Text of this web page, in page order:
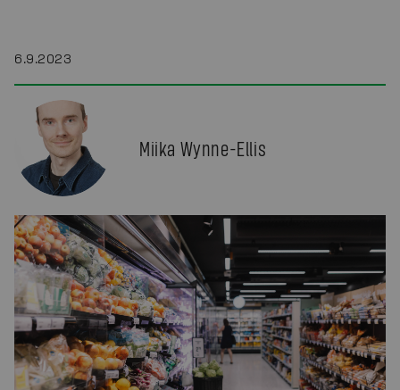
6.9.2023
Miika Wynne-Ellis